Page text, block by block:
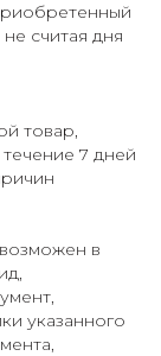
считая дня
товар,
7 дней
в
указанного